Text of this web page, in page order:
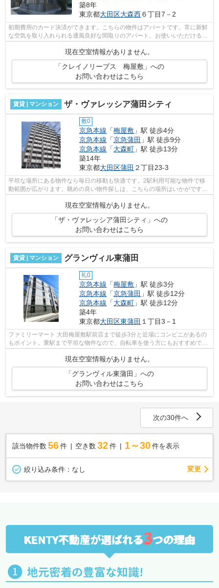
築8年
東京都大田区大森西６丁目7－2
初期費用のカード決済ができます。こちらの物件はアパートです。常に新鮮
な空気を取り入れられる通風良好な間取りのアパート。お使いいただける駅
は2駅あり、行き先に応じて使い分けが...
現在空室情報がありません。
「クレイノリーブス 梅屋敷」への
お問い合わせはこちら
賃貸 | マンション ザ・ヴァレッシア蒲田シティ
敷0
京急本線 「梅屋敷 」駅 徒歩4分
京急本線 「京急蒲田 」駅 徒歩9分
京急本線 「大森町 」駅 徒歩13分
築14年
東京都大田区蒲田 ２丁目23-3
平坦な場所にある物件なら毎日の移動も快適です。2駅利用可能な物件で移
動範囲が広がります。眺めの良い物件探しは、こちらの場所はいかがです
現在空室情報がありません。
「ザ・ヴァレッシア蒲田シティ」への
お問い合わせはこちら
賃貸 | マンション グランヴィル東蒲田
礼0
京急本線 「梅屋敷 」駅 徒歩3分
京急本線 「京急蒲田 」駅 徒歩12分
京急本線 「大森町 」駅 徒歩12分
築4年
東京都大田区東蒲田 １丁目3－1
ファミリーマート 大田梅屋敷駅前店まで徒歩3分と近場にコンビニがあるの
もポイント。乗駅まで平坦な物件なので、自転車を使う方にもおすすめで
す。駅まで徒歩3分の位置に立地する、ア...
現在空室情報がありません。
「グランヴィル東蒲田」への
お問い合わせはこちら
次の30件へ
該当物件数 56件 空き数 32 件 1～30 件を表示
絞り込み条件： なし 変更
KENTY不動産が選ばれる3つの理由
地元密着の豊富な知識!